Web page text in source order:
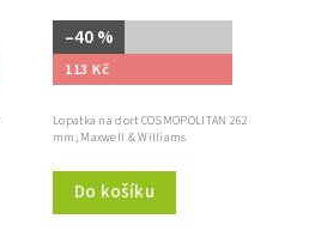
–40 %
113 Kč
Do košíku
Lopatka na dort COSMOPOLITAN 262
mm, Maxwell & Williams